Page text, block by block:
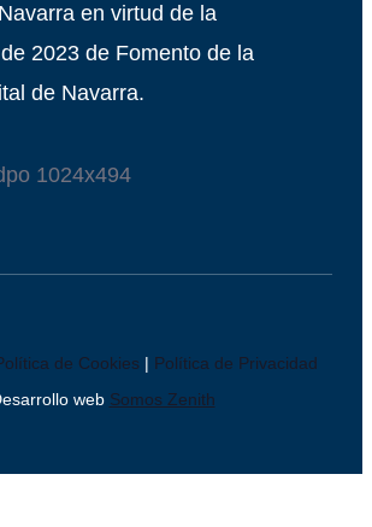
en virtud de la
2023 de Fomento de la
de Navarra.
de Cookies | Política de Privacidad
web Somos Zenith